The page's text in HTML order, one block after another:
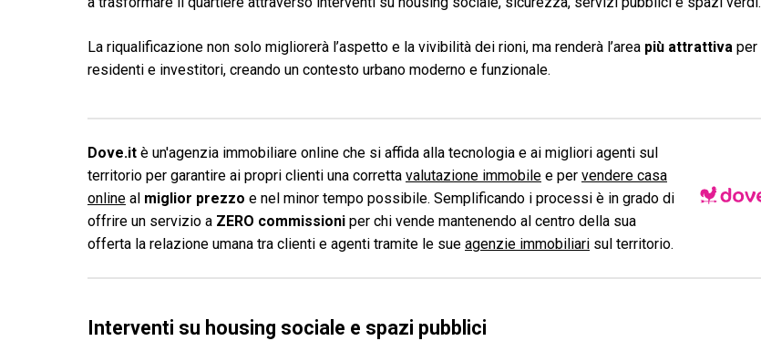
La riqualificazione non solo migliorerà l’aspetto e la vivibilità dei rioni, ma renderà l’area più attrattiva per
residenti e investitori, creando un contesto urbano moderno e funzionale.
Dove.it è un'agenzia immobiliare online che si affida alla tecnologia e ai migliori agenti sul
territorio per garantire ai propri clienti una corretta valutazione immobile e per vendere casa
online al miglior prezzo e nel minor tempo possibile. Semplificando i processi è in grado di
offrire un servizio a ZERO commissioni per chi vende mantenendo al centro della sua
offerta la relazione umana tra clienti e agenti tramite le sue agenzie immobiliari sul territorio.
Interventi su housing sociale e spazi pubblici